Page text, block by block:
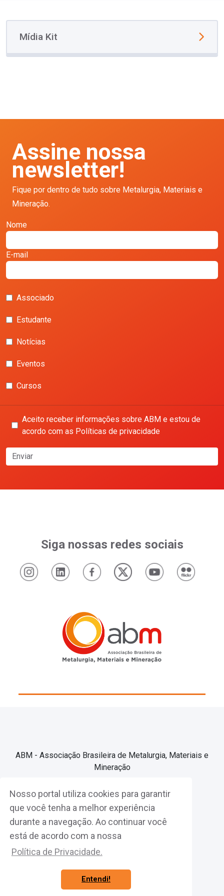
Nosso portal utiliza cookies para garantir
que você tenha a melhor experiência
durante a navegação. Ao continuar você
está de acordo com a nossa
Política de Privacidade.
Entendi!
Mídia Kit
Assine nossa
newsletter!
Fique por dentro de tudo sobre Metalurgia, Materiais e
Mineração.
Nome
E-mail
Associado
Estudante
Notícias
Eventos
Cursos
Aceito receber informações sobre ABM e estou de
acordo com as Políticas de privacidade
Enviar
Siga nossas redes sociais
ABM - Associação Brasileira de Metalurgia, Materiais e
Mineração
Associe-se
Fazer Login